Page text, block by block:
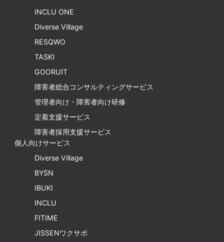
INCLU ONE
Diverse Village
RESQWO
TASKI
GOORUIT
障害者総合コンサルティングサービス
管理者向け・障害者向け研修
定着支援サービス
障害者採用支援サービス
個人向けサービス
Diverse Village
BYSN
IBUKI
INCLU
FITIME
JISSENワクサポ